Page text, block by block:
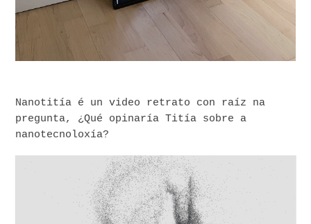
Nanotitía é un video retrato con raíz na
pregunta, ¿Qué opinaría Titía sobre a
nanotecnoloxía?